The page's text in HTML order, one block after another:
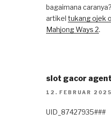
bagaimana
artikel tukang ojek
Mahjong Ways 2.
slot gacor
12. FEBRUAR
UID_87427935###